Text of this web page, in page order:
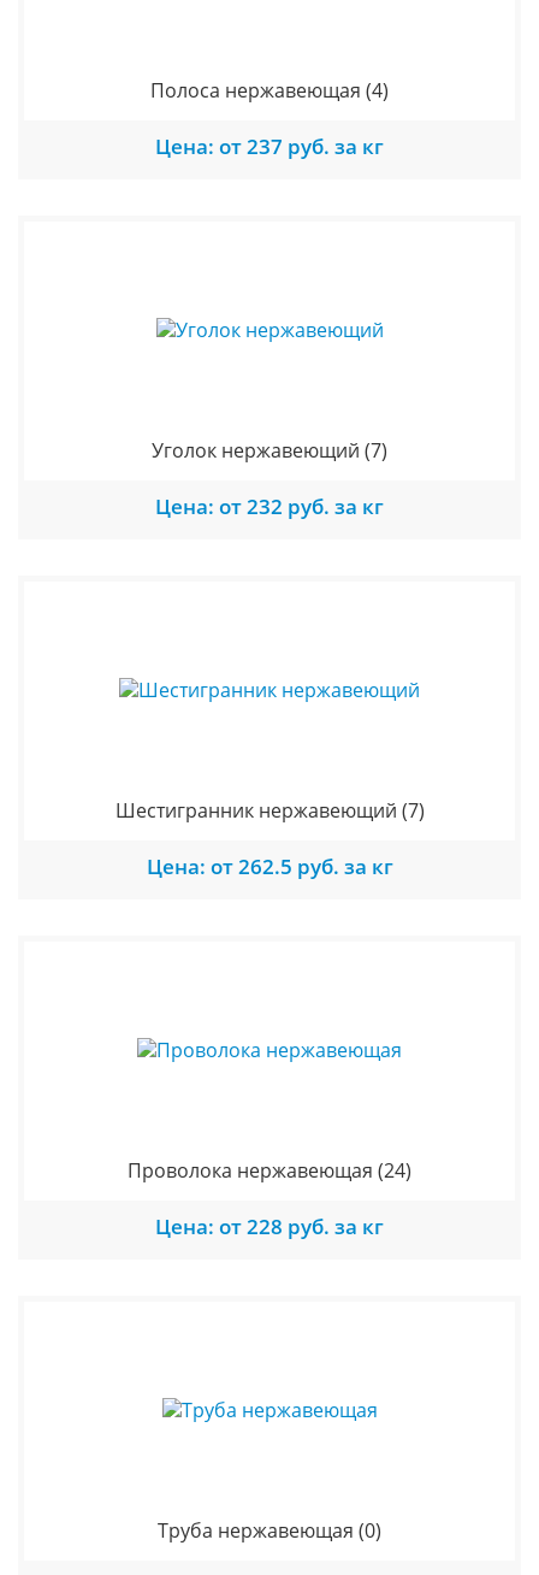
Полоса нержавеющая (4)
Цена: от 237 руб. за кг
Уголок нержавеющий (7)
Цена: от 232 руб. за кг
Шестигранник нержавеющий (7)
Цена: от 262.5 руб. за кг
Проволока нержавеющая (24)
Цена: от 228 руб. за кг
Труба нержавеющая (0)